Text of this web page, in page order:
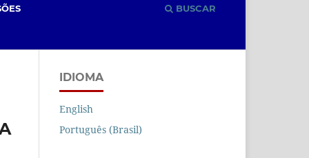
BUSCAR
IDIOMA
English
Português (Brasil)